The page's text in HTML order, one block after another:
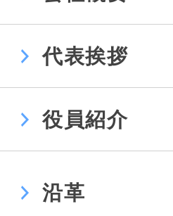
代表挨拶
役員紹介
沿革